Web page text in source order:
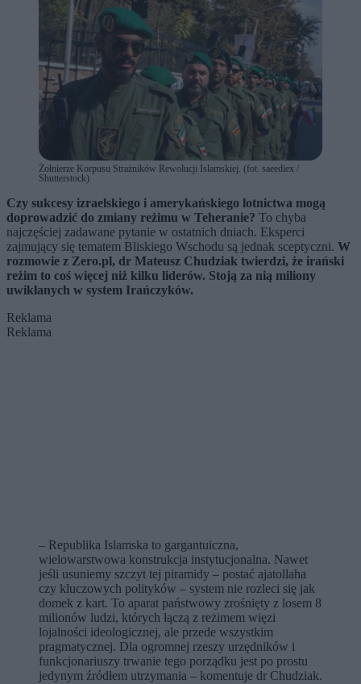
Żołnierze Korpusu Strażników Rewolucji Islamskiej. (fot. saeediex /
Shutterstock)
Czy sukcesy izraelskiego i amerykańskiego lotnictwa mogą
doprowadzić do zmiany reżimu w Teheranie? To chyba
najczęściej zadawane pytanie w ostatnich dniach. Eksperci
zajmujący się tematem Bliskiego Wschodu są jednak sceptyczni. W
rozmowie z Zero.pl, dr Mateusz Chudziak twierdzi, że irański
reżim to coś więcej niż kilku liderów. Stoją za nią miliony
uwikłanych w system Irańczyków.
Reklama
Reklama
– Republika Islamska to gargantuiczna,
wielowarstwowa konstrukcja instytucjonalna. Nawet
jeśli usuniemy szczyt tej piramidy – postać ajatollaha
czy kluczowych polityków – system nie rozleci się jak
domek z kart. To aparat państwowy zrośnięty z losem 8
milionów ludzi, których łączą z reżimem więzi
lojalności ideologicznej, ale przede wszystkim
pragmatycznej. Dla ogromnej rzeszy urzędników i
funkcjonariuszy trwanie tego porządku jest po prostu
jedynym źródłem utrzymania – komentuje dr Chudziak.